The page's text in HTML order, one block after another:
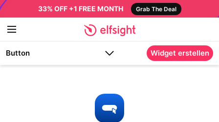
33% OFF +1 FREE MONTH Grab The Deal
Button Widget erstellen